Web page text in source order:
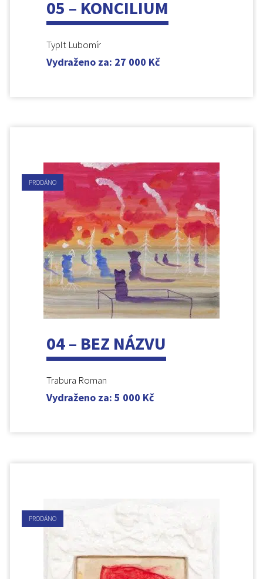
05 – KONCILIUM
Typlt Lubomír
Vydraženo za: 27 000 Kč
PRODÁNO
04 – BEZ NÁZVU
Trabura Roman
Vydraženo za:5 000 Kč
PRODÁNO